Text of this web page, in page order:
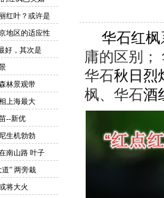
红叶？或许是
地区的适应性
好，其次是
林景观带
上海最大
--新优
生机勃勃
南山路 叶子
” 两旁栽
将大火
华石红枫
庸的区别；
华石秋日烈
枫、华石酒